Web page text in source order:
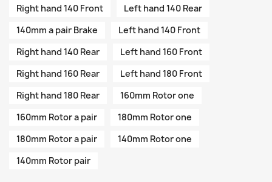
Right hand 140 Front
Left hand 140 Rear
140mm a pair Brake
Left hand 140 Front
Right hand 140 Rear
Left hand 160 Front
Right hand 160 Rear
Left hand 180 Front
Right hand 180 Rear
160mm Rotor one
160mm Rotor a pair
180mm Rotor one
180mm Rotor a pair
140mm Rotor one
140mm Rotor pair